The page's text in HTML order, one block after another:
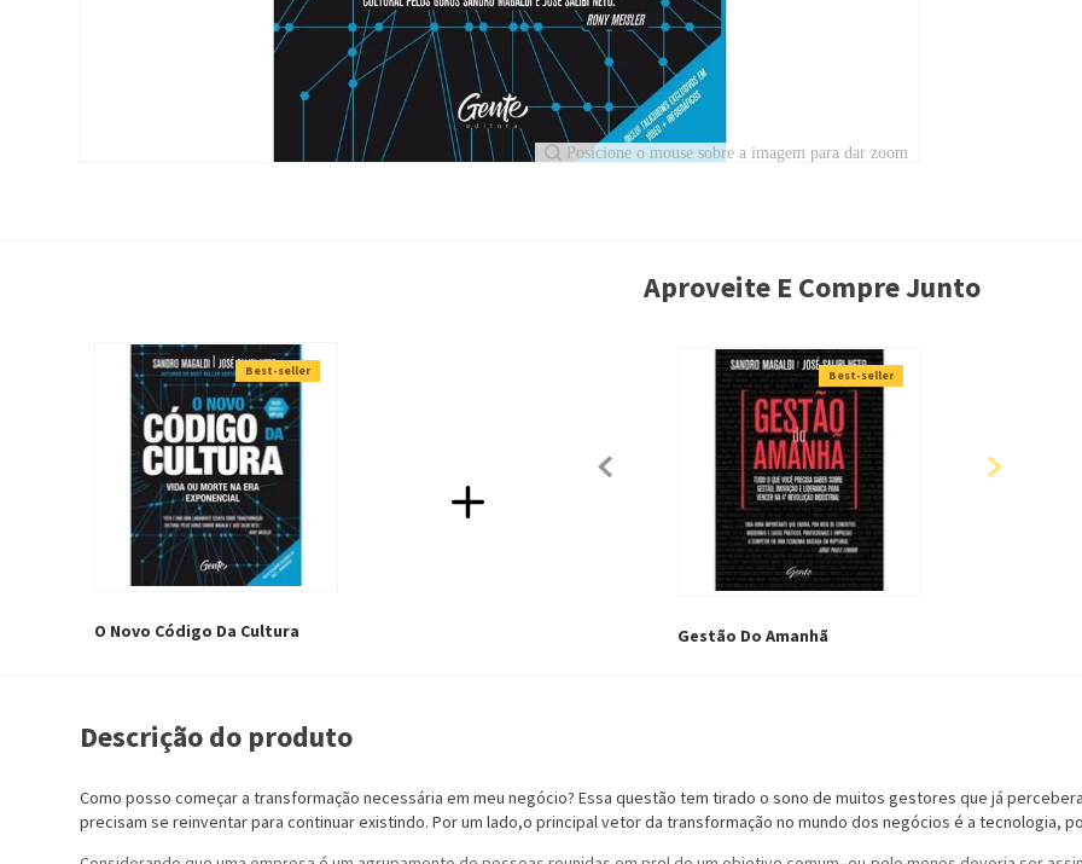
Aproveite E Compre Junto
Best-seller
O Novo Código Da Cultura
Best-seller
Gestão Do Amanhã
Descrição do produto
Como posso começar a transformação necessária em meu negócio? Essa questão tem tirado o sono de muitos gestores que já
precisam se reinventar para continuar existindo. Por um lado,o principal vetor da transformação no mundo dos negócios é a tecnologia,